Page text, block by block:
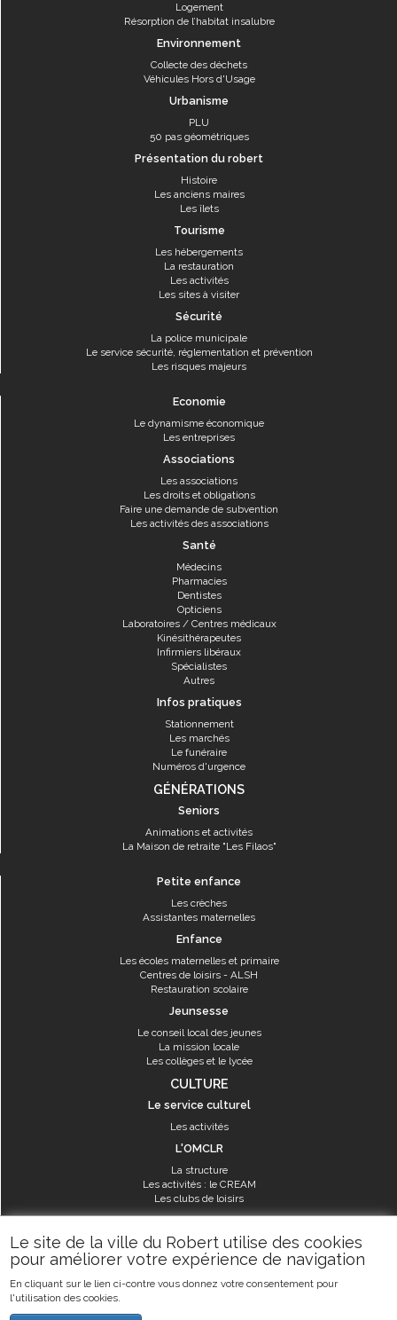
Le site de la ville du Robert utilise des cookies
pour améliorer votre expérience de navigation
En cliquant sur le lien ci-contre vous donnez votre consentement pour
l'utilisation des cookies.
Logement
Résorption de l’habitat insalubre
Environnement
Collecte des déchets
Véhicules Hors d'Usage
Urbanisme
PLU
50 pas géométriques
Présentation du robert
Histoire
Les anciens maires
Les îlets
Tourisme
Les hébergements
La restauration
Les activités
Les sites à visiter
Sécurité
La police municipale
Le service sécurité, réglementation et prévention
Les risques majeurs
Economie
Le dynamisme économique
Les entreprises
Associations
Les associations
Les droits et obligations
Faire une demande de subvention
Les activités des associations
Santé
Médecins
Pharmacies
Dentistes
Opticiens
Laboratoires / Centres médicaux
Kinésithérapeutes
Infirmiers libéraux
Spécialistes
Autres
Infos pratiques
Stationnement
Les marchés
Le funéraire
Numéros d'urgence
GÉNÉRATIONS
Seniors
Animations et activités
La Maison de retraite "Les Filaos"
Petite enfance
Les crèches
Assistantes maternelles
Enfance
Les écoles maternelles et primaire
Centres de loisirs - ALSH
Restauration scolaire
Jeunsesse
Le conseil local des jeunes
La mission locale
Les collèges et le lycée
CULTURE
Le service culturel
Les activités
L'OMCLR
La structure
Les activités : le CREAM
Les clubs de loisirs
SPORT
Les équipements sportifs
Les aménagements municipaux
Les activités